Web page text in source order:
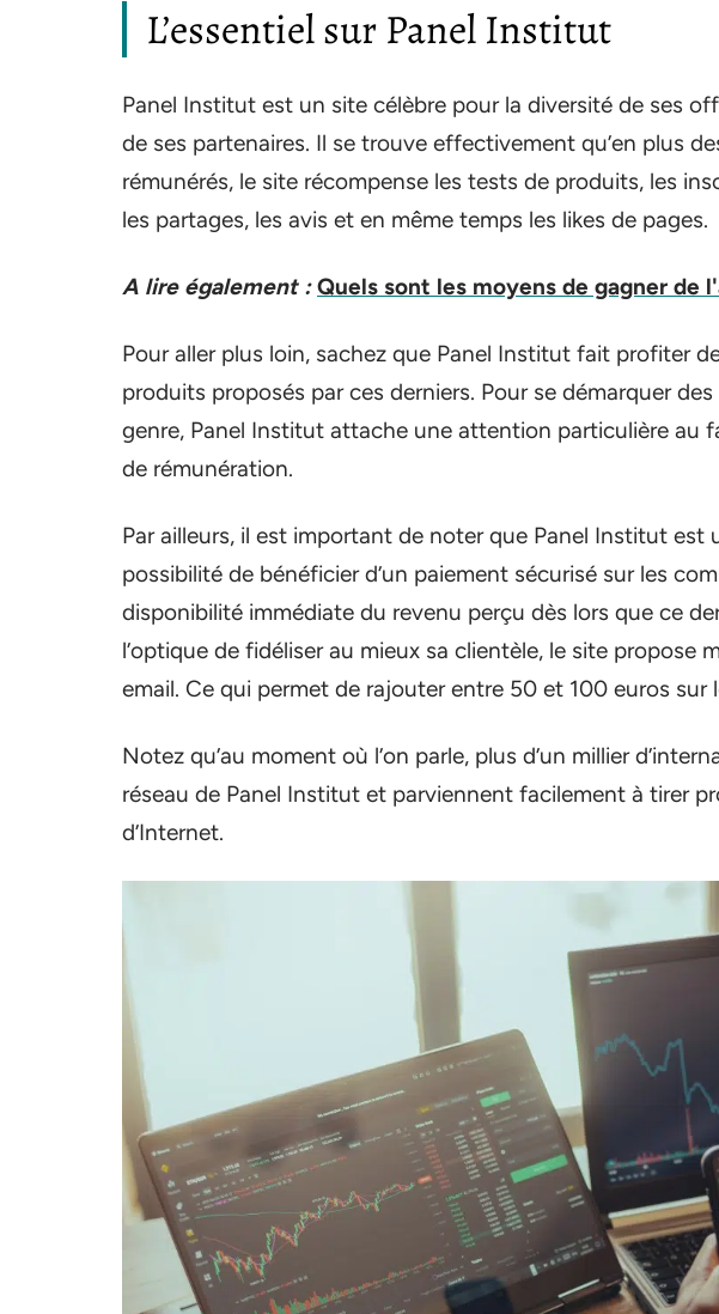
L’essentiel sur Panel Institut
Panel Institut est un site célèbre pour la diversité de ses
de ses partenaires. Il se trouve effectivement qu’en plus
rémunérés, le site récompense les tests de produits, les
les partages, les avis et en même temps les likes de pages.
A lire également : Quels sont les moyens de gagner de
Pour aller plus loin, sachez que Panel Institut fait profiter
produits proposés par ces derniers. Pour se démarquer
genre, Panel Institut attache une attention particulière au
de rémunération.
Par ailleurs, il est important de noter que Panel Institut est
possibilité de bénéficier d’un paiement sécurisé sur les
disponibilité immédiate du revenu perçu dès lors que ce
l’optique de fidéliser au mieux sa clientèle, le site propose
email. Ce qui permet de rajouter entre 50 et 100 euros sur
Notez qu’au moment où l’on parle, plus d’un millier
réseau de Panel Institut et parviennent facilement à tirer
d’Internet.